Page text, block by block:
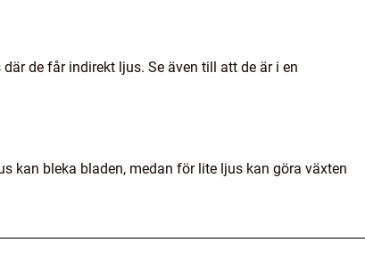
de får indirekt ljus. Se även till att de är i en
kan bleka bladen, medan för lite ljus kan göra växten